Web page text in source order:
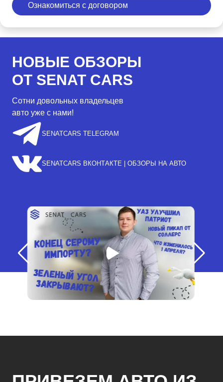
Ознакомиться с договором
НОВЫЕ ОБЗОРЫ
ОТ SENAT CARS
Сотни довольных владельцев
авто уже с нами!
SENATCARS TELEGRAM
SENATCARS ВКОНТАКТЕ | ОБЗОРЫ НА АВТО